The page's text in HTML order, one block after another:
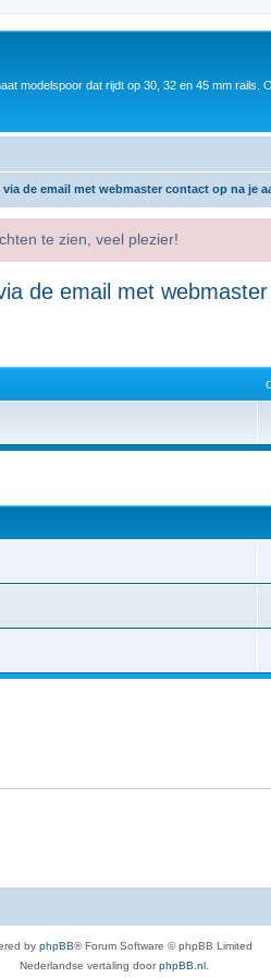
modelspoor dat rijdt op 30, 32 en 45 mm rails.
de email met webmaster contact op na je
te zien, veel plezier!
de email met
by phpBB® Forum Software © phpBB Limited
Nederlandse vertaling doorphpBB.nl